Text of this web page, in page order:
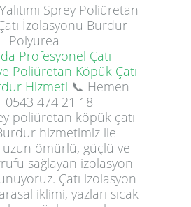
Sprey Poliüretan
İzolasyonu Burdur
Polyurea
Profesyonel Çatı
Poliüretan Köpük Çatı
Hizmeti 📞 Hemen
0543 474 21 18
poliüretan köpük çatı
Burdur hizmetimiz ile
uzun ömürlü, güçlü ve
sağlayan izolasyon
Çatı izolasyon
iklimi, yazları sıcak